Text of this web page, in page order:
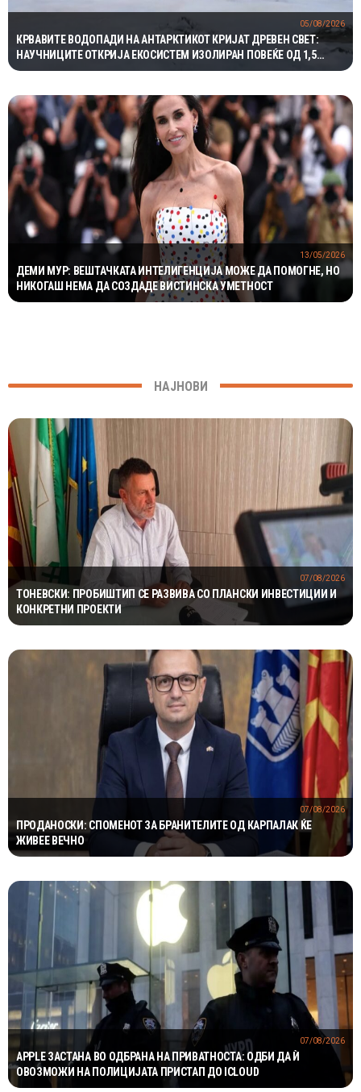
КРВАВИТЕ ВОДОПАДИ НА АНТАРКТИКОТ КРИЈАТ ДРЕВЕН СВЕТ:
НАУЧНИЦИТЕ ОТКРИЈА ЕКОСИСТЕМ ИЗОЛИРАН ПОВЕЌЕ ОД 1,5
МИЛИОНИ ГОДИНИ
05/08/2026
ДЕМИ МУР: ВЕШТАЧКАТА ИНТЕЛИГЕНЦИЈА МОЖЕ ДА ПОМОГНЕ, НО
НИКОГАШ НЕМА ДА СОЗДАДЕ ВИСТИНСКА УМЕТНОСТ
13/05/2026
НАЈНОВИ
ТОНЕВСКИ: ПРОБИШТИП СЕ РАЗВИВА СО ПЛАНСКИ ИНВЕСТИЦИИ И
КОНКРЕТНИ ПРОЕКТИ
07/08/2026
ПРОДАНОСКИ: СПОМЕНОТ ЗА БРАНИТЕЛИТЕ ОД КАРПАЛАК ЌЕ
ЖИВЕЕ ВЕЧНО
07/08/2026
APPLE ЗАСТАНА ВО ОДБРАНА НА ПРИВАТНОСТА: ОДБИ ДА Ѝ
ОВОЗМОЖИ НА ПОЛИЦИЈАТА ПРИСТАП ДО ICLOUD
07/08/2026